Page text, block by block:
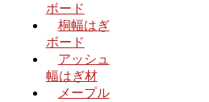
ボード
桐幅はぎ
ボード
アッシュ
幅はぎ材
メープル